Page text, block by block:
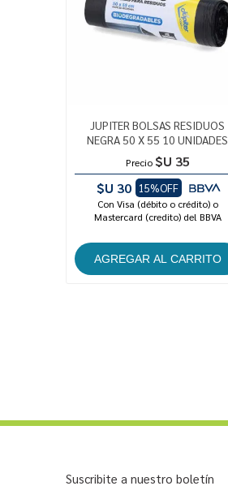
JUPITER BOLSAS RESIDUOS
NEGRA 50 X 55 10 UNIDADES
Precio $U 35
$U 30
15%OFF
Con Visa (débito o crédito) o
Mastercard (credito) del BBVA
Suscribite a nuestro boletín